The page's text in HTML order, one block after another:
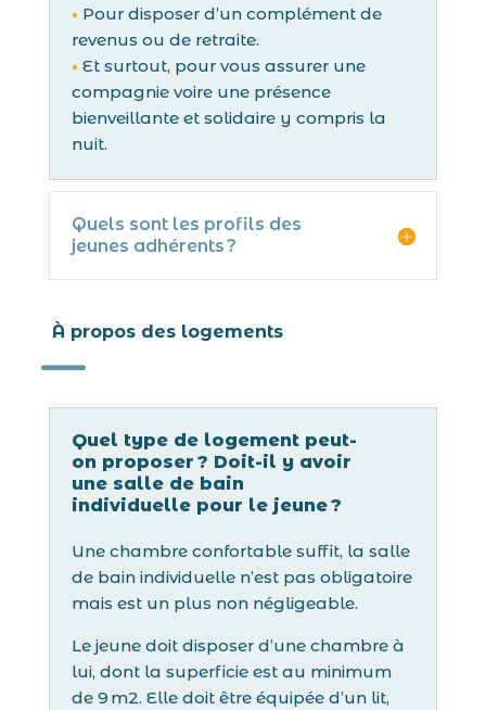
• Pour disposer d’un complément de
revenus ou de retraite.
• Et surtout, pour vous assurer une
compagnie voire une présence
bienveillante et solidaire y compris la
nuit.
Quels sont les profils des
jeunes adhérents ?
À propos des logements
K
Quel type de logement peut-
on proposer ? Doit-il y avoir
une salle de bain
individuelle pour le jeune ?
Une chambre confortable suffit, la salle
de bain individuelle n’est pas obligatoire
mais est un plus non négligeable.
Le jeune doit disposer d’une chambre à
lui, dont la superficie est au minimum
de 9 m2. Elle doit être équipée d’un lit,